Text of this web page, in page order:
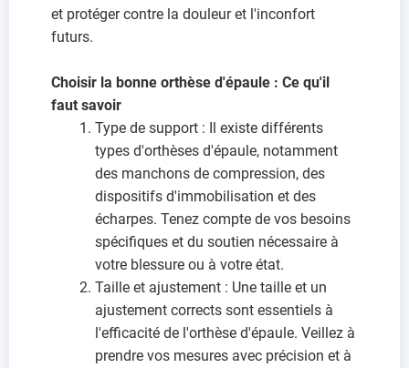
et protéger contre la douleur et l'inconfort
futurs.
Choisir la bonne orthèse d'épaule : Ce qu'il
faut savoir
Type de support : Il existe différents
types d'orthèses d'épaule, notamment
des manchons de compression, des
dispositifs d'immobilisation et des
écharpes. Tenez compte de vos besoins
spécifiques et du soutien nécessaire à
votre blessure ou à votre état.
Taille et ajustement : Une taille et un
ajustement corrects sont essentiels à
l'efficacité de l'orthèse d'épaule. Veillez à
prendre vos mesures avec précision et à